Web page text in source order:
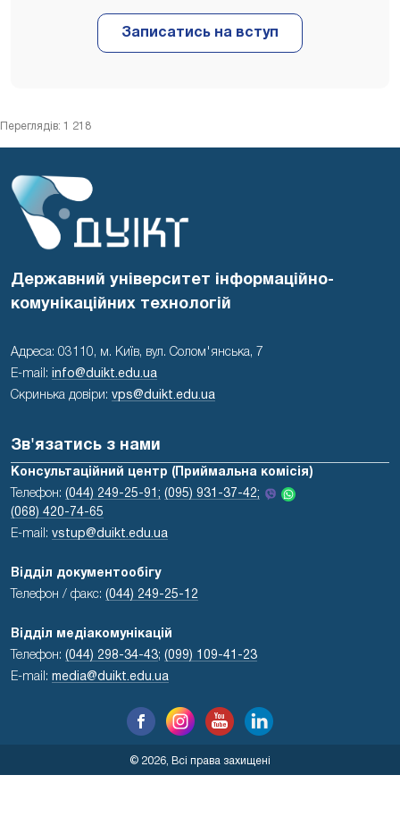
Переглядів: 1 218
Державний університет інформаційно-
комунікаційних технологій
Адреса: 03110, м. Київ, вул. Солом'янська, 7
E-mail:
info@duikt.edu.ua
Скринька довіри: vps@duikt.edu.ua
Зв'язатись з нами
Консультаційний центр (Приймальна комісія)
Телефон: (044) 249-25-91; (095) 931-37-42;
(068) 420-74-65
E-mail: vstup@duikt.edu.ua
Відділ документообігу
Телефон / факс: (044) 249-25-12
Відділ медіакомунікацій
Телефон: (044) 298-34-43; (099) 109-41-23
E-mail: media@duikt.edu.ua
© 2026, Всі права захищені